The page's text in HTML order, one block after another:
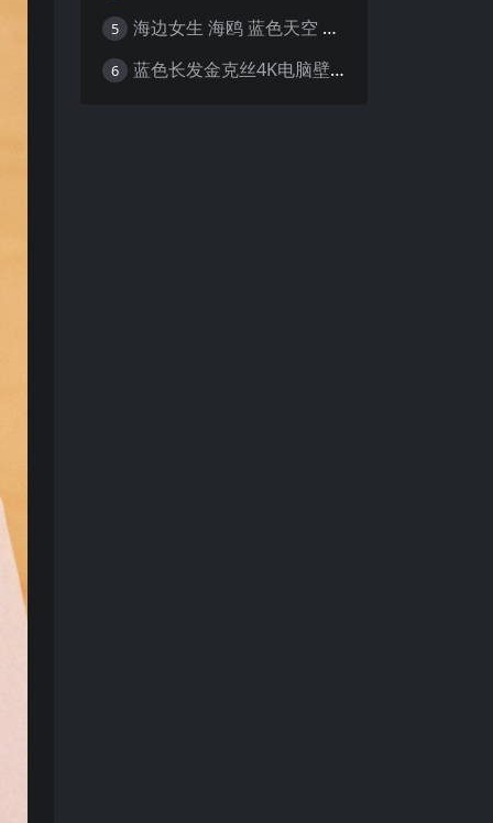
5 海边女生 海鸥 蓝色天空 4K壁纸
6 蓝色长发金克丝4K电脑壁纸